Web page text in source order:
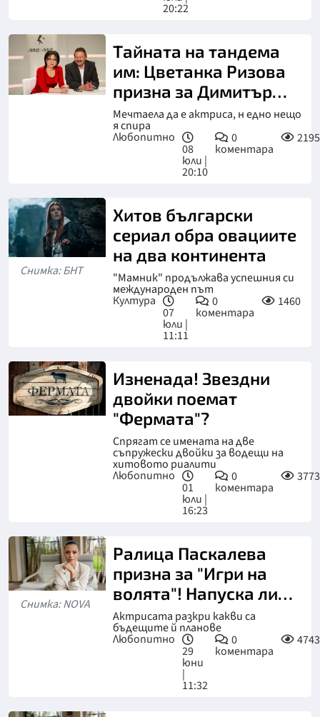
20:22
Тайната на тандема
им: Цветанка Ризова
призна за Димитър
Цонев
Мечтаела да е актриса, н едно нещо
я спира
Любопитно
08
юли |
20:10
0
коментара
2195
Снимка: БНТ
Хитов български
сериал обра овациите
на два континента
"Мамник" продължава успешния си
международен път
Култура
07
юли |
11:11
0
коментара
1460
Изненада! Звездни
двойки поемат
"Фермата"?
Спрягат се имената на две
съпружески двойки за водещи на
хитовото риалити
Любопитно
01
юли |
16:23
0
коментара
3773
Снимка: NOVA
Ралица Паскалева
призна за "Игри на
волята"! Напуска ли
Нова тв?
Актрисата разкри какви са
бъдещите й планове
Любопитно
29
юни
|
11:32
0
коментара
4743